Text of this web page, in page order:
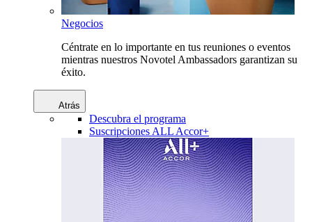
Negocios
Céntrate en lo importante en tus reuniones o eventos
mientras nuestros Novotel Ambassadors garantizan su
éxito.
Atrás
Descubra el programa
Suscripciones ALL Accor+